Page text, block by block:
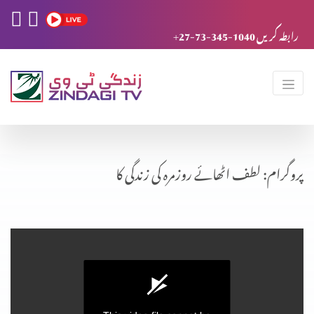
+27-73-345-1040 رابطہ کریں
پروگرام: لطف اٹھائے روزمرہ کی زندگی کا